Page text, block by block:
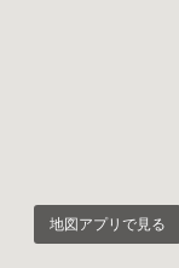
地図アプリで見る